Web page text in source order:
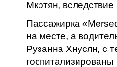
Мкртян,
Пассажирка
на месте, а
Рузанна Хнусян, с